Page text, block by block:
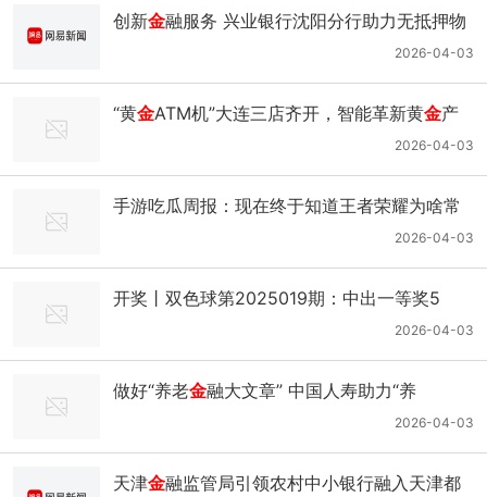
创新金融服务 兴业银行沈阳分行助力无抵押物
2026-04-03
“黄金ATM机”大连三店齐开，智能革新黄金产
协会｜首饰_网
易新闻
2026-04-03
手游吃瓜周报：现在终于知道王者荣耀为啥常
2026-04-03
开奖丨双色球第2025019期：中出一等奖5
1.53亿元｜福彩_网易新闻2026-04-03
做好“养老金融大文章” 中国人寿助力“养
老”变“享老”｜国寿｜寿险｜保险业_网易新闻
2026-04-03
天津金融监管局引领农村中小银行融入天津都